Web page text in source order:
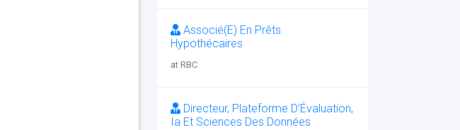
Associé(E) En Prêts
Hypothécaires
at RBC
Directeur, Plateforme D’Évaluation,
Ia Et Sciences Des Données